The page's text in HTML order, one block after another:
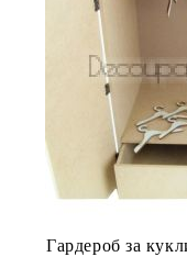
Гaрдероб за